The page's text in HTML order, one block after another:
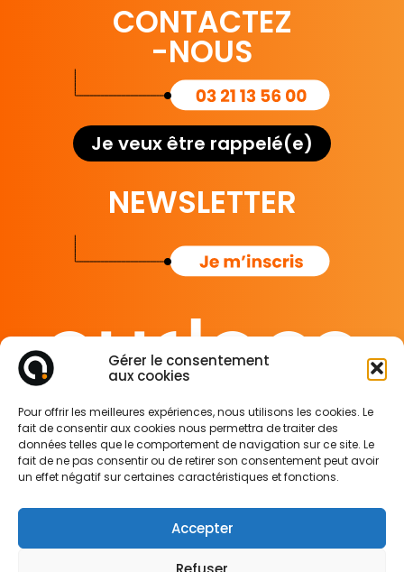
Gérer le consentement
aux cookies
Pour offrir les meilleures expériences, nous utilisons les cookies. Le
fait de consentir aux cookies nous permettra de traiter des
données telles que le comportement de navigation sur ce site. Le
fait de ne pas consentir ou de retirer son consentement peut avoir
un effet négatif sur certaines caractéristiques et fonctions.
Accepter
65 rue de Glasgow
62138 Douvrin France
Mentions légales
Politique de confidentialité
Politique des cookies
CONTACTEZ
-NOUS
Je veux être rappelé(e)
NEWSLETTER